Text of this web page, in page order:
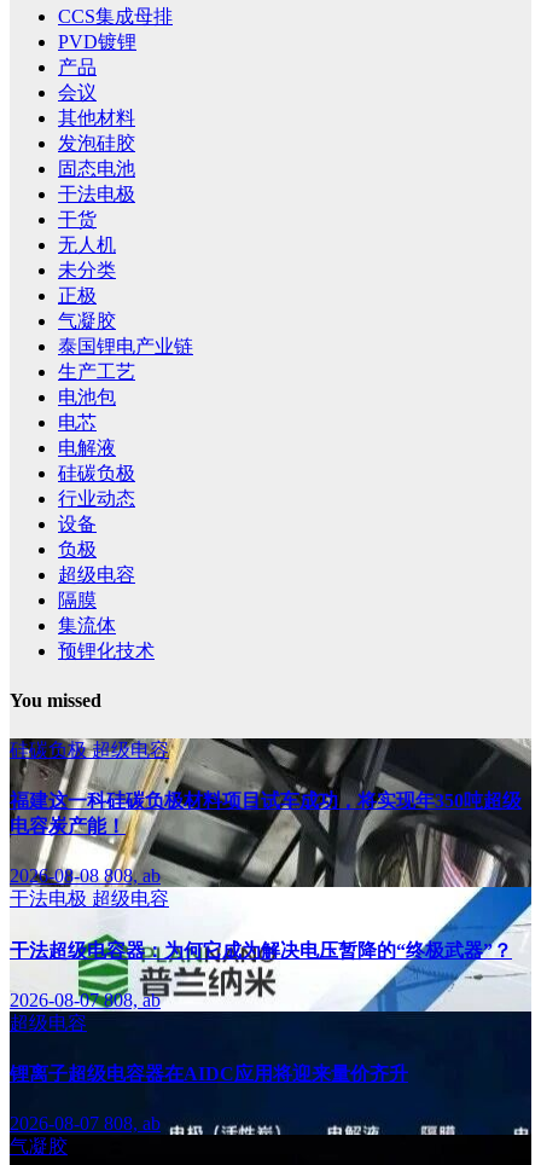
CCS集成母排
PVD镀锂
产品
会议
其他材料
发泡硅胶
固态电池
干法电极
干货
无人机
未分类
正极
气凝胶
泰国锂电产业链
生产工艺
电池包
电芯
电解液
硅碳负极
行业动态
设备
负极
超级电容
隔膜
集流体
预锂化技术
You missed
硅碳负极超级电容
福建这一科硅碳负极材料项目试车成功，将实现年350吨超级
电容炭产能！
2026-08-08808, ab
干法电极 超级电容
干法超级电容器：为何它成为解决电压暂降的“终极武器”？
2026-08-07808, ab
超级电容
锂离子超级电容器在AIDC应用将迎来量价齐升
2026-08-07 808, ab
气凝胶